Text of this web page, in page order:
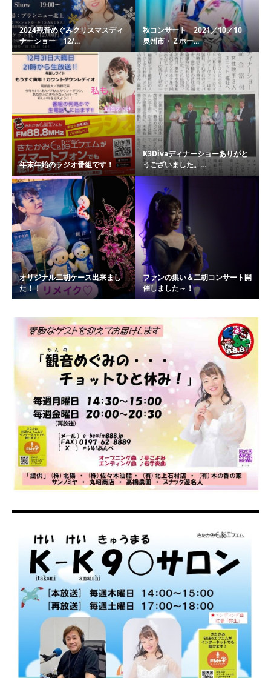
2024観音めぐみクリスマスディ
ナーショー 12/...
秋コンサート 2021／10／10
奥州市・Ｚホー...
年末年始のラジオ番組です！
K3Divaディナーショーありがと
うございました。...
オリジナル二胡ケース出来まし
た！！
ファンの集い＆二胡コンサート開
催しました～！